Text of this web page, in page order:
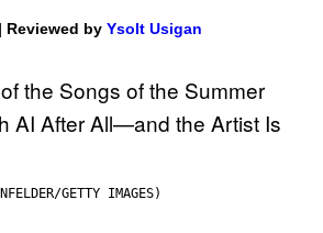
| Reviewed by Ysolt Usigan
GETTY IMAGES)